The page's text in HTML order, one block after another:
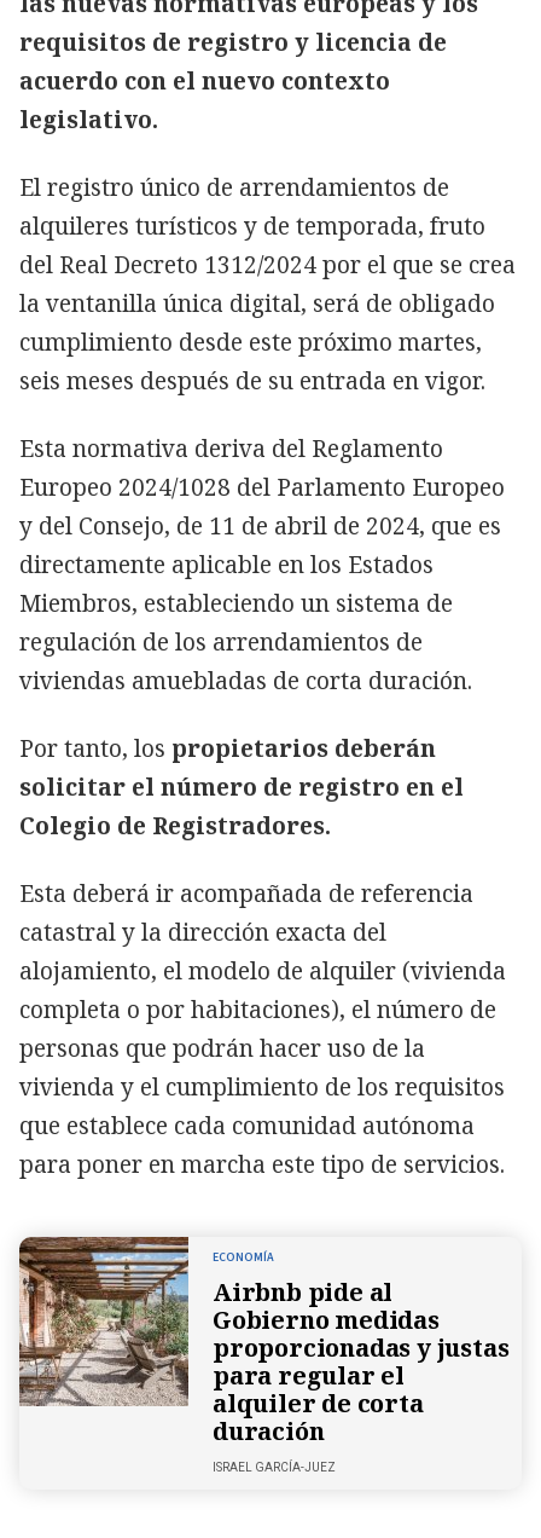
requisitos de registro y licencia de
acuerdo con el nuevo contexto
legislativo.
El registro único de arrendamientos de
alquileres turísticos y de temporada, fruto
del Real Decreto 1312/2024 por el que se crea
la ventanilla única digital, será de obligado
cumplimiento desde este próximo martes,
seis meses después de su entrada en vigor.
Esta normativa deriva del Reglamento
Europeo 2024/1028 del Parlamento Europeo
y del Consejo, de 11 de abril de 2024, que es
directamente aplicable en los Estados
Miembros, estableciendo un sistema de
regulación de los arrendamientos de
viviendas amuebladas de corta duración.
Por tanto, los propietarios deberán
solicitar el número de registro en el
Colegio de Registradores.
Esta deberá ir acompañada de referencia
catastral y la dirección exacta del
alojamiento, el modelo de alquiler (vivienda
completa o por habitaciones), el número de
personas que podrán hacer uso de la
vivienda y el cumplimiento de los requisitos
que establece cada comunidad autónoma
para poner en marcha este tipo de servicios.
ECONOMÍA
Airbnb pide al
Gobierno medidas
proporcionadas y justas
para regular el
alquiler de corta
duración
ISRAEL GARCÍA-JUEZ